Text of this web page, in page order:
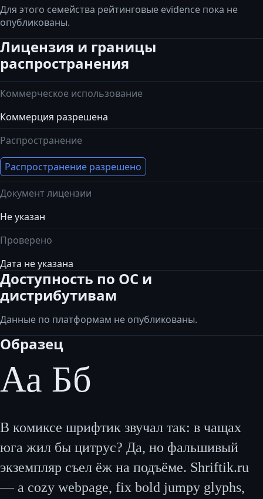
Для этого семейства рейтинговые evidence пока не
опубликованы.
Лицензия и границы
распространения
Коммерческое использование
Коммерция разрешена
Распространение
Распространение разрешено
Документ лицензии
Не указан
Проверено
Дата не указана
Доступность по ОС и
дистрибутивам
Данные по платформам не опубликованы.
Образец
Аа Бб
В комиксе шрифтик звучал так: в чащах
юга жил бы цитрус? Да, но фальшивый
экземпляр съел ёж на подъёме. Shriftik.ru
— a cozy webpage, fix bold jumpy glyphs,